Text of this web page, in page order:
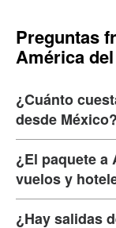
Preguntas
América
¿Cuánto
desde México?
¿El paquete a
vuelos y
¿Hay salidas